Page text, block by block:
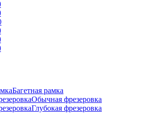
Багетная рамка
Обычная фрезеровка
Глубокая фрезеровка